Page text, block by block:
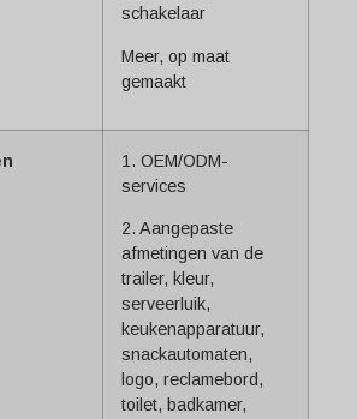
schakelaar
Meer, op maat
gemaakt
1. OEM/ODM-
services
2. Aangepaste
afmetingen van de
trailer, kleur,
serveerluik,
keukenapparatuur,
snackautomaten,
logo, reclamebord,
toilet, badkamer,